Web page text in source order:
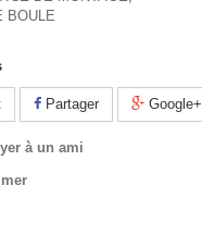
BOULE
Partager Google+
à un ami